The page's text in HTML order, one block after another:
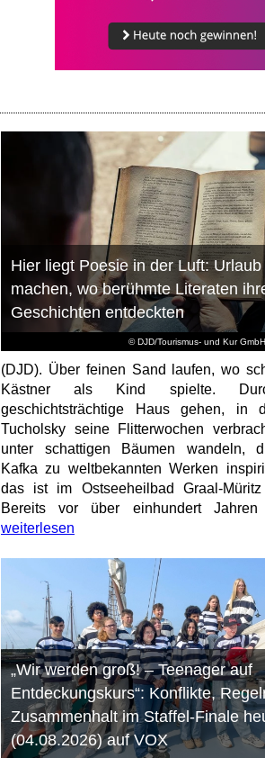
© DJD/Tourismus- und Kur
Hier liegt Poesie in der Luft: Urlaub
machen, wo berühmte Literaten
Geschichten entdeckten
(DJD). Über feinen Sand laufen, wo
Kästner als Kind spielte.
geschichtsträchtige Haus gehen, in
Tucholsky seine Flitterwochen
unter schattigen Bäumen wandeln,
Kafka zu weltbekannten Werken
das ist im Ostseeheilbad Graal-Müritz
Bereits vor über einhundert Jahren
weiterlesen
„Wir werden groß! – Teenager auf
Entdeckungskurs“: Konflikte,
Zusammenhalt im Staffel-Finale
(04.08.2026) auf VOX